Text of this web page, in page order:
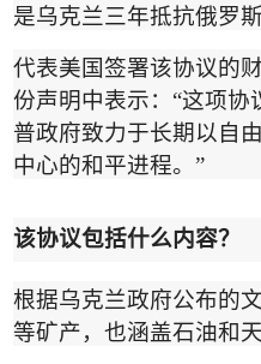
是乌克兰三年抵抗俄罗
代表美国签署该协议的
份声明中表示： “这项协
普政府致力于长期以自
中心的和平进程。 ”
该协议包括什么内容？
根据乌克兰政府公布的
等矿产，也涵盖石油和